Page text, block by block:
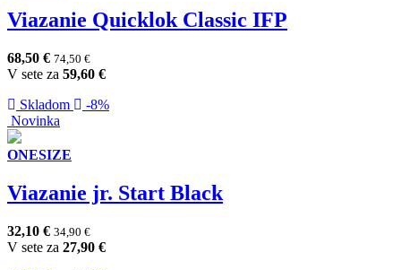
Viazanie Quicklok Classic IFP
68,50 € 74,50 €
V sete za 59,60 €
Skladom
-8%
Novinka
ONESIZE
Viazanie jr. Start Black
32,10 € 34,90 €
V sete za 27,90 €